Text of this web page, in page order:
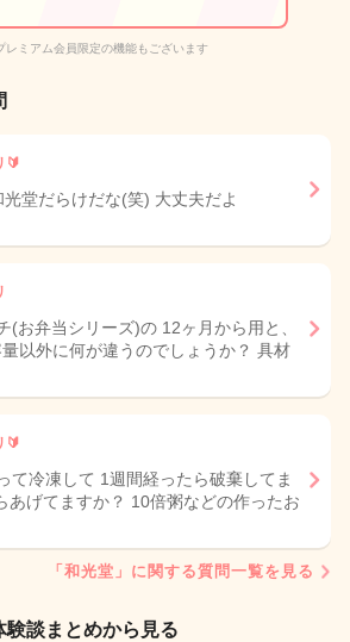
ミアム会員限定の機能もございます
🔰
堂だらけだな(笑) 大丈夫だよ
(お弁当シリーズ)の 12ヶ月から用と、
以外に何が違うのでしょうか？ 具材
🔰
て冷凍して 1週間経ったら破棄してま
あげてますか？ 10倍粥などの作ったお
「和光堂」に関する質問一覧を見る
談まとめから見る